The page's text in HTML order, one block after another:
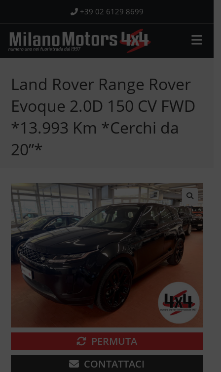
contenuto
+39 02 6129 8699
Land Rover Range Rover
Evoque 2.0D 150 CV FWD
*13.993 Km *Cerchi da
20”*
🔍
PERMUTA
CONTATTACI